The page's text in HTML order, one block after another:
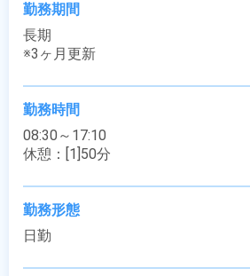
勤務期間
長期
※3ヶ月更新
勤務時間
08:30～17:10
休憩：[1]50分
勤務形態
日勤